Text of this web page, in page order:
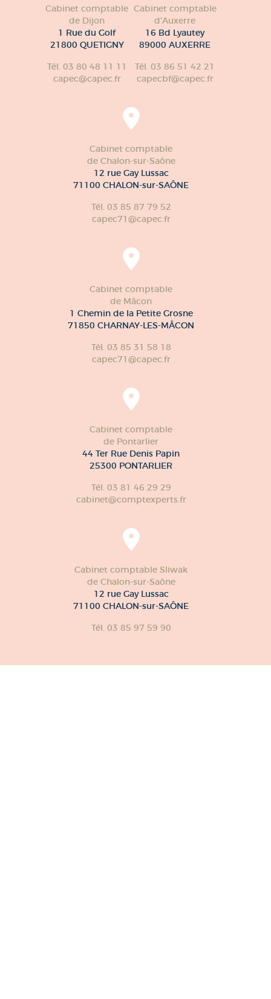
Cabinet comptable
de Dijon
1 Rue du Golf
21800 QUETIGNY
Tél. 03 80 48 11 11
capec@capec.fr
Cabinet comptable
d'Auxerre
16 Bd Lyautey
89000 AUXERRE
Tél. 03 86 51 42 21
capecbf@capec.fr
Cabinet comptable
de Chalon-sur-Saône
12 rue Gay Lussac
71100 CHALON-sur-SAÔNE
Tél. 03 85 87 79 52
capec71@capec.fr
Cabinet comptable
de Mâcon
1 Chemin de la Petite Grosne
71850 CHARNAY-LES-MÂCON
Tél. 03 85 31 58 18
capec71@capec.fr
Cabinet comptable
de Pontarlier
44 Ter Rue Denis Papin
25300 PONTARLIER
Tél. 03 81 46 29 29
cabinet@comptexperts.fr
Cabinet comptable Sliwak
de Chalon-sur-Saône
12 rue Gay Lussac
71100 CHALON-sur-SAÔNE
Tél. 03 85 97 59 90